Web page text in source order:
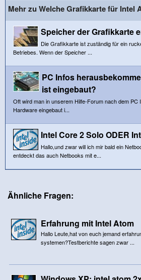
Mehr zu Welche Grafikkarte für Intel
Speicher der Grafikkarte
Die Grafikkarte ist zuständig für ein
Betriebes. Wenn der Speicher ...
PC Infos
ist eingebaut?
Oft wird man in unserem Hilfe-Forum nach dem PC
Hardware eingebaut i...
Intel Core 2 Solo ODER
Hallo,und zwar will ich mir bald ein
entdeckt das auch Netbooks mit e...
Ähnliche Fragen:
Erfahrung mit Intel Atom
Hallo Leute,hat von euch jemand
systemen?Testberichte sagen zwar ...